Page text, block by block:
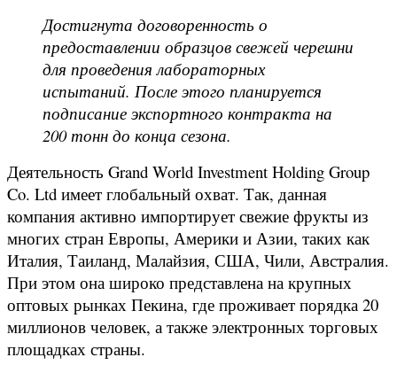
Достигнута договоренность о
предоставлении образцов свежей черешни
для проведения лабораторных
испытаний. После этого планируется
подписание экспортного контракта на
200 тонн до конца сезона.
Деятельность Grand World Investment Holding Group
Co. Ltd имеет глобальный охват. Так, данная
компания активно импортирует свежие фрукты из
многих стран Европы, Америки и Азии, таких как
Италия, Таиланд, Малайзия, США, Чили, Австралия.
При этом она широко представлена на крупных
оптовых рынках Пекина, где проживает порядка 20
миллионов человек, а также электронных торговых
площадках страны.